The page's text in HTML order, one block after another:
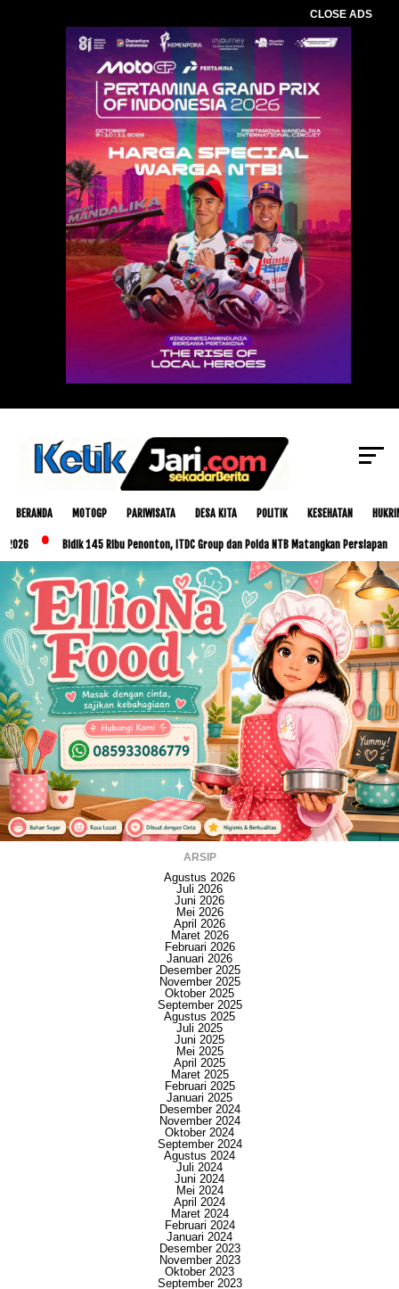
CLOSE ADS
BERANDA MOTOGP PARIWISATA DESA KITA POLITIK KESEHATAN
Bidik 145 Ribu Penonton, ITDC Group dan Polda NTB Matangkan Persiapan MotoGP
ARSIP
Agustus 2026
Juli 2026
Juni 2026
Mei 2026
April 2026
Maret 2026
Februari 2026
Januari 2026
Desember 2025
November 2025
Oktober 2025
September 2025
Agustus 2025
Juli 2025
Juni 2025
Mei 2025
April 2025
Maret 2025
Februari 2025
Januari 2025
Desember 2024
November 2024
Oktober 2024
September 2024
Agustus 2024
Juli 2024
Juni 2024
Mei 2024
April 2024
Maret 2024
Februari 2024
Januari 2024
Desember 2023
November 2023
Oktober 2023
September 2023